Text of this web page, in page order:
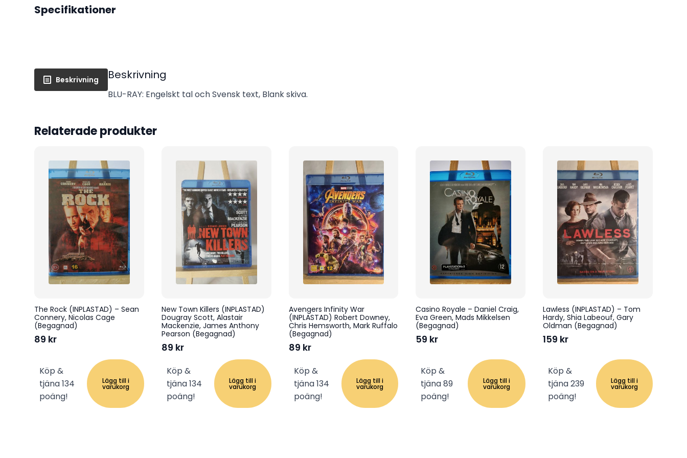
Specifikationer
Beskrivning Beskrivning
BLU-RAY: Engelskt tal och Svensk text, Blank skiva.
Relaterade produkter
The Rock (INPLASTAD) – Sean
Connery, Nicolas Cage
(Begagnad)
89 kr
Köp &
tjäna 134
poäng!
Lägg till i
varukorg
New Town Killers (INPLASTAD)
Dougray Scott, Alastair
Mackenzie, James Anthony
Pearson (Begagnad)
89 kr
Köp &
tjäna 134
poäng!
Lägg till i
varukorg
Avengers Infinity War
(INPLASTAD) Robert Downey,
Chris Hemsworth, Mark Ruffalo
(Begagnad)
89 kr
Köp &
tjäna 134
poäng!
Lägg till i
varukorg
Casino Royale – Daniel Craig,
Eva Green, Mads Mikkelsen
(Begagnad)
59 kr
Köp &
tjäna 89
poäng!
Lägg till i
varukorg
Lawless (INPLASTAD) – Tom
Hardy, Shia Labeouf, Gary
Oldman (Begagnad)
159 kr
Köp &
tjäna 239
poäng!
Lägg till i
varukorg